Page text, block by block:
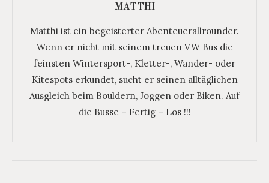
MATTHI
Matthi ist ein begeisterter Abenteuerallrounder.
Wenn er nicht mit seinem treuen VW Bus die
feinsten Wintersport-, Kletter-, Wander- oder
Kitespots erkundet, sucht er seinen alltäglichen
Ausgleich beim Bouldern, Joggen oder Biken. Auf
die Busse – Fertig – Los !!!